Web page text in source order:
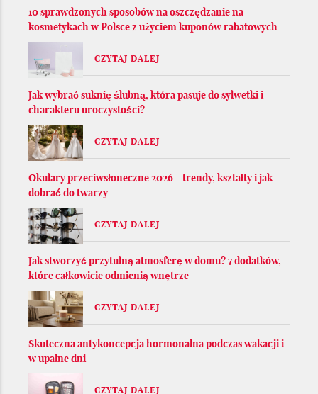
10 sprawdzonych sposobów na oszczędzanie na
kosmetykach w Polsce z użyciem kuponów rabatowych
CZYTAJ DALEJ
Jak wybrać suknię ślubną, która pasuje do sylwetki i
charakteru uroczystości?
CZYTAJ DALEJ
Okulary przeciwsłoneczne 2026 - trendy, kształty i jak
dobrać do twarzy
CZYTAJ DALEJ
Jak stworzyć przytulną atmosferę w domu? 7 dodatków,
które całkowicie odmienią wnętrze
CZYTAJ DALEJ
Skuteczna antykoncepcja hormonalna podczas wakacji i
w upalne dni
CZYTAJ DALEJ